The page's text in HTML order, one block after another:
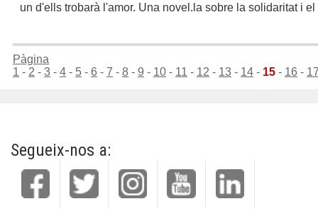
un d'ells trobarà l'amor. Una novel.la sobre la solidaritat i
Pàgina
1 - 2 - 3 - 4 - 5 - 6 - 7 - 8 - 9 - 10 - 11 - 12 - 13 - 14 - 15 - 16 -
Segueix-nos a: